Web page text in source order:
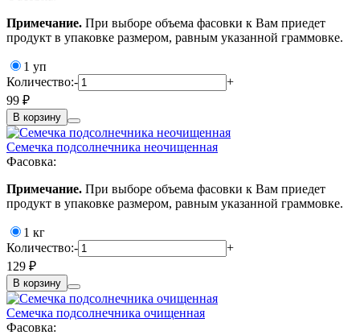
Примечание. При выборе объема фасовки к Вам приедет
продукт в упаковке размером, равным указанной граммовке.
1 уп
Количество:-
+
99 ₽
В корзину
Семечка подсолнечника неочищенная
Фасовка:
Примечание. При выборе объема фасовки к Вам приедет
продукт в упаковке размером, равным указанной граммовке.
1 кг
Количество:-
+
129 ₽
В корзину
Семечка подсолнечника очищенная
Фасовка: